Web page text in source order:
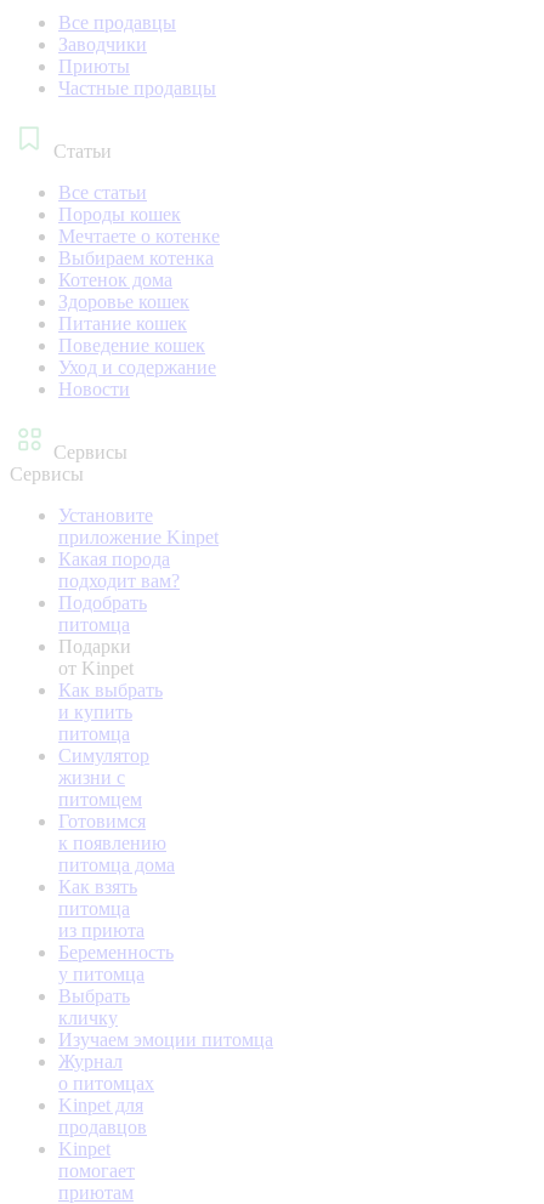
Все продавцы
Заводчики
Приюты
Частные продавцы
Статьи
Все статьи
Породы кошек
Мечтаете о котенке
Выбираем котенка
Котенок дома
Здоровье кошек
Питание кошек
Поведение кошек
Уход и содержание
Новости
Сервисы
Сервисы
Установите
приложение Kinpet
Какая порода
подходит вам?
Подобрать
питомца
Подарки
от Kinpet
Как выбрать
и купить
питомца
Симулятор
жизни с
питомцем
Готовимся
к появлению
питомца дома
Как взять
питомца
из приюта
Беременность
у питомца
Выбрать
кличку
Изучаем эмоции питомца
Журнал
о питомцах
Kinpet для
продавцов
Kinpet
помогает
приютам